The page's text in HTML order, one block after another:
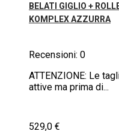
BELATI GIGLIO +
KOMPLEX AZZURRA
Recensioni: 0
ATTENZIONE: Le
attive ma prima di...
529,0 €